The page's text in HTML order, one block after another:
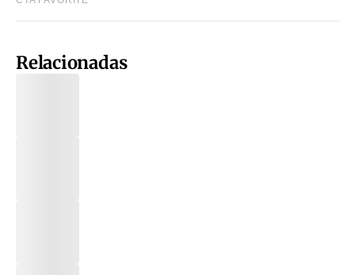
Relacionadas